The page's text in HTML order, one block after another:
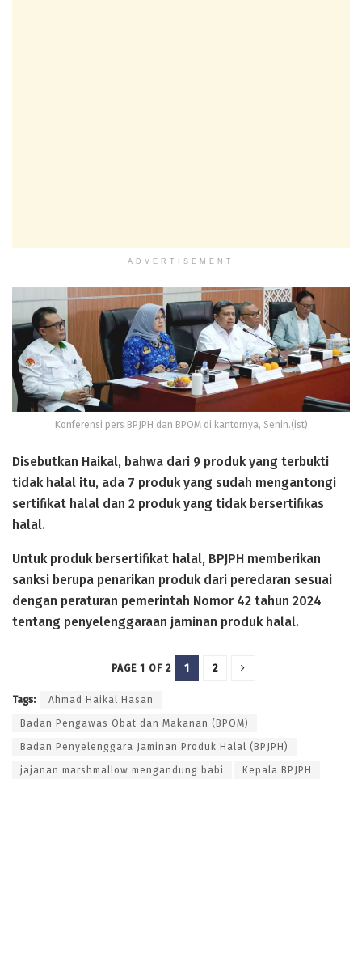
ADVERTISEMENT
Konferensi pers BPJPH dan BPOM di kantornya, Senin.(ist)
Disebutkan Haikal, bahwa dari 9 produk yang terbukti
tidak halal itu, ada 7 produk yang sudah mengantongi
sertifikat halal dan 2 produk yang tidak bersertifikas
halal.
Untuk produk bersertifikat halal, BPJPH memberikan
sanksi berupa penarikan produk dari peredaran sesuai
dengan peraturan pemerintah Nomor 42 tahun 2024
tentang penyelenggaraan jaminan produk halal.
PAGE 1 OF 2 1 2
Tags: Ahmad Haikal Hasan
Badan Pengawas Obat dan Makanan (BPOM)
Badan Penyelenggara Jaminan Produk Halal (BPJPH)
jajanan marshmallow mengandung babi Kepala BPJPH